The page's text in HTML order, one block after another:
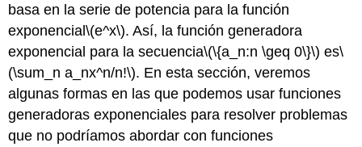
basa en la serie de potencia para la función
exponencial\(e^x\). Así, la función generadora
exponencial para la secuencia\(\{a_n:n \geq 0\}\) es\
(\sum_n a_nx^n/n!\). En esta sección, veremos
algunas formas en las que podemos usar funciones
generadoras exponenciales para resolver problemas
que no podríamos abordar con funciones